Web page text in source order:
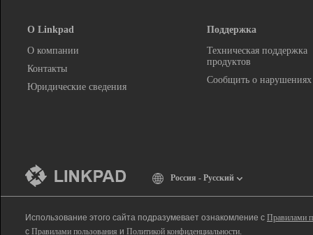
О Linkpad
О компании
Контакты
Юридические сведения
Поддержка
Техническая поддержка
продуктов
Сообщить о нарушениях
Россия - Русский
Использование этого сайта подразумевает ознакомление с Правилами
с Правилами пользования и Политикой конфиденциальности.